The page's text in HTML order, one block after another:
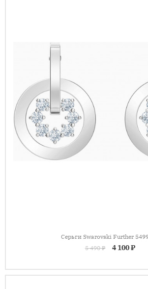
Серьги Swarovski Further
5 490 ₽
4 100 ₽